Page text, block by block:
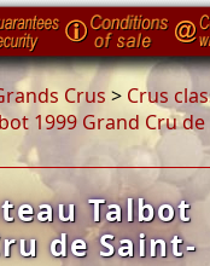
Crus > Crus
1999 Grand Cru de
Talbot
de Saint-